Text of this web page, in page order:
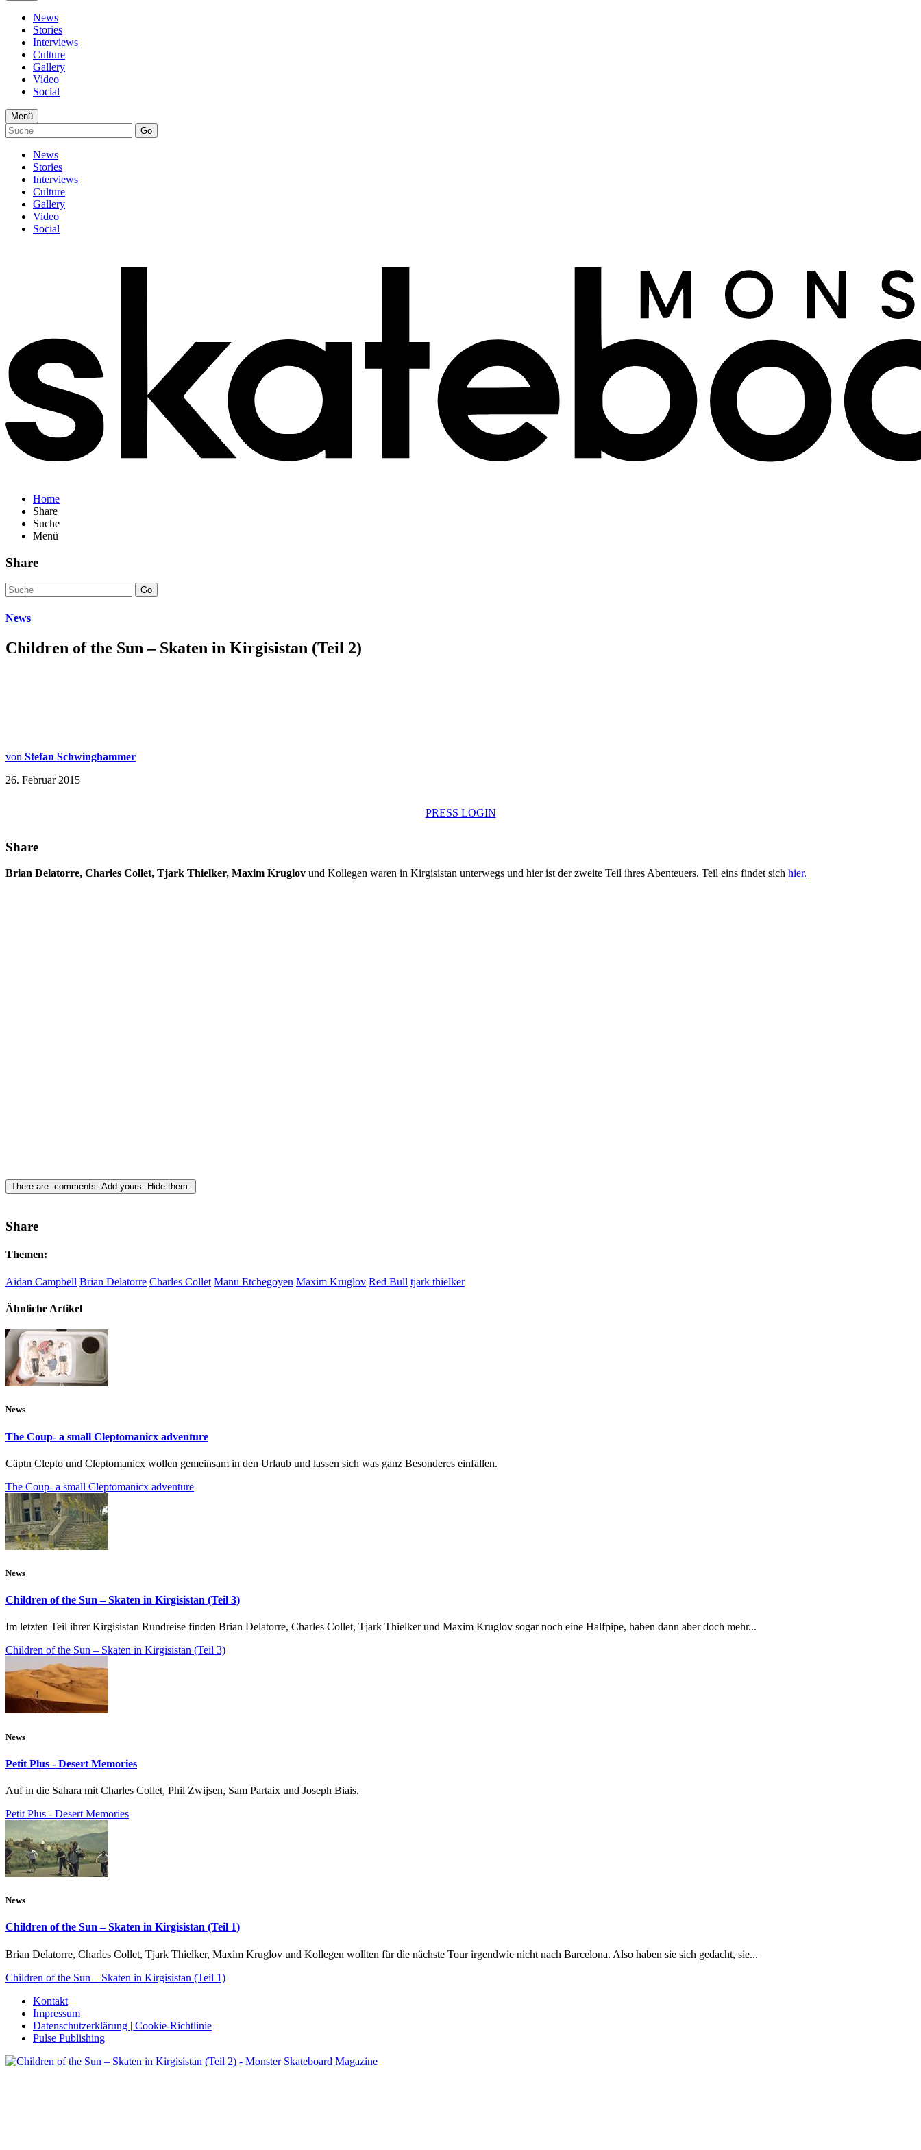
News
Stories
Interviews
Culture
Gallery
Video
Social
Menü
Go
News
Stories
Interviews
Culture
Gallery
Video
Social
Home
Share
Suche
Menü
Share
Go
News
Children of the Sun – Skaten in Kirgisistan (Teil 2)
von Stefan Schwinghammer
26. Februar 2015
PRESS LOGIN
Share
Brian Delatorre, Charles Collet, Tjark Thielker, Maxim Kruglov und Kollegen waren in Kirgisistan unterwegs und hier ist der zweite Teil ihres Abenteuers. Teil eins findet sich hier.
There are comments. Add yours. Hide them.
Share
Themen:
Aidan Campbell Brian Delatorre Charles Collet Manu Etchegoyen Maxim Kruglov Red Bull tjark thielker
Ähnliche Artikel
News
The Coup- a small Cleptomanicx adventure
Cäptn Clepto und Cleptomanicx wollen gemeinsam in den Urlaub und lassen sich was ganz Besonderes einfallen.
The Coup- a small Cleptomanicx adventure
News
Children of the Sun – Skaten in Kirgisistan (Teil 3)
Im letzten Teil ihrer Kirgisistan Rundreise finden Brian Delatorre, Charles Collet, Tjark Thielker und Maxim Kruglov sogar noch eine Halfpipe, haben dann aber doch mehr...
Children of the Sun – Skaten in Kirgisistan (Teil 3)
News
Petit Plus - Desert Memories
Auf in die Sahara mit Charles Collet, Phil Zwijsen, Sam Partaix und Joseph Biais.
Petit Plus - Desert Memories
News
Children of the Sun – Skaten in Kirgisistan (Teil 1)
Brian Delatorre, Charles Collet, Tjark Thielker, Maxim Kruglov und Kollegen wollten für die nächste Tour irgendwie nicht nach Barcelona. Also haben sie sich gedacht, sie...
Children of the Sun – Skaten in Kirgisistan (Teil 1)
Interviews